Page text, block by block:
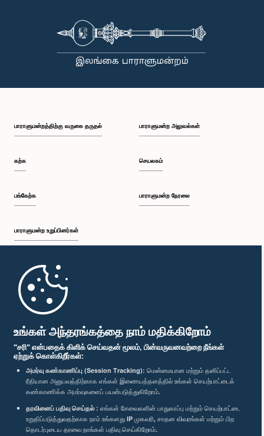
உங்கள் அந்தரங்கத்தை நாம் மதிக்கிறோம்
"சரி" என்பதைக் கிளிக் செய்வதன் மூலம், பின்வருவனவற்றை நீங்கள்
ஏற்றுக் கொள்கிறீர்கள்:
அமர்வு கண்காணிப்பு (Session Tracking): மென்மையான மற்றும் தனிப்பட்ட
ரீதியான அனுபவத்திற்காக எங்கள் இணையத்தளத்தில் உங்கள் செயற்பாட்டைக்
கண்காணிக்க அமர்வுகளைப் பயன்படுத்துகிறோம்.
தரவினைப் பதிவு செய்தல் : எங்கள் சேவைகளின் பாதுகாப்பு மற்றும் செயற்பாட்டை
உறுதிப்படுத்துவதற்காக நாம் உங்களது IP முகவரி, சாதன விவரங்கள் மற்றும் பிற
தொடர்புடைய தரவை நாங்கள் பதிவு செய்கிறோம்.
பாராளுமன்றத்திற்கு வருகை தருதல்
கற்க
பங்கேற்க
பாராளுமன்ற உறுப்பினர்கள்
முதற்பக்கம்
பாராளுமன்ற அலுவல்கள்
செயலகம்
பாராளுமன்ற நேரலை
பாராளுமன்ற கையடக்க செயலி
எம்மை பின்தொடர்க :
விருதுகள்